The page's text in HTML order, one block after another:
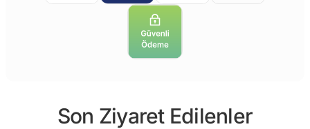
Son Ziyaret Edilenler